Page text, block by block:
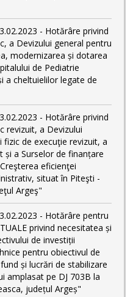
- Hotărâre privind
a Devizului general pentru
modernizarea și dotarea
de Pediatrie
a cheltuielilor legate de
- Hotărâre privind
revizuit, a Devizului
fizic de execuţie revizuit, a
și a Surselor de finanțare
eficienţei
situat în Piteşti -
Argeş"
- Hotărâre pentru
privind necesitatea și
de investiții
pentru obiectivul de
și lucrări de stabilizare
amplasat pe DJ 703B la
județul Argeș"